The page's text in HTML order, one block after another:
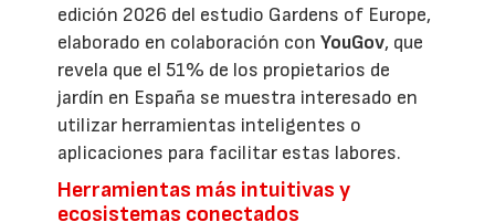
edición 2026 del estudio Gardens of Europe,
elaborado en colaboración conYouGov, que
revela que el 51% de los propietarios de
jardín en España se muestra interesado en
utilizar herramientas inteligentes o
aplicaciones para facilitar estas labores.
Herramientas más intuitivas y
ecosistemas conectados